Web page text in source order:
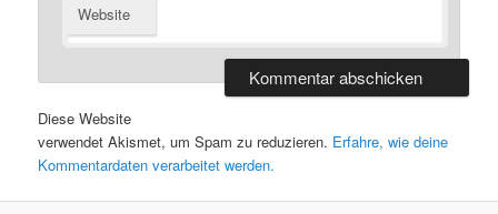
Website
Diese Website
verwendet Akismet, um Spam zu reduzieren. Erfahre, wie deine
Kommentardaten verarbeitet werden.